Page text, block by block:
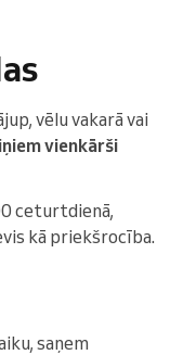
vēlu vakarā vai
vienkārši
ceturtdienā,
kā priekšrocība.
saņem